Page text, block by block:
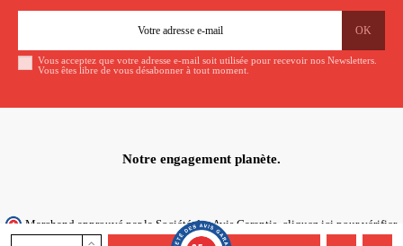
Vous acceptez que votre adresse e-mail soit utilisée pour recevoir nos Newsletters.
Vous êtes libre de vous désabonner à tout moment.
Notre engagement planète.
Marchand approuvé par la Société des Avis Garantis, cliquez ici pour vérifier.